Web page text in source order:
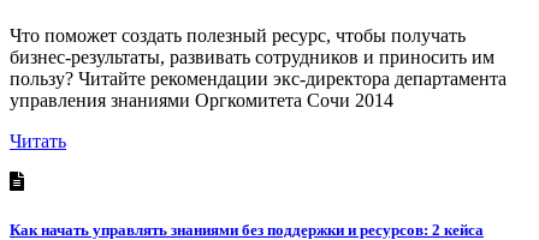
Что поможет создать полезный ресурс, чтобы получать
бизнес-результаты, развивать сотрудников и приносить им
пользу? Читайте рекомендации экс-директора департамента
управления знаниями Оргкомитета Сочи 2014
Читать
Как начать управлять знаниями без поддержки и ресурсов: 2 кейса